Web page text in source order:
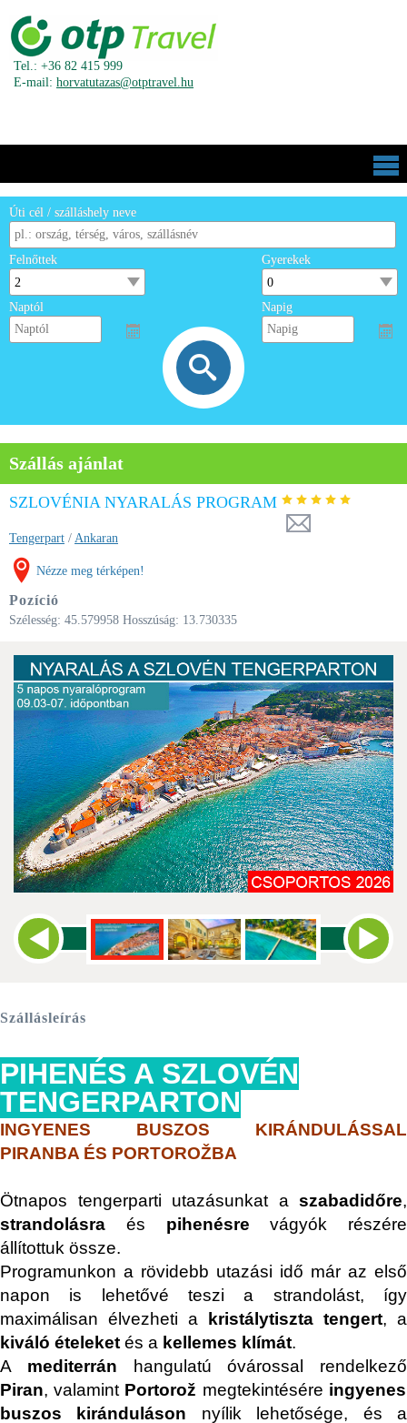
Tel.: +36 82 415 999
E-mail: horvatutazas@otptravel.hu
Úti cél / szálláshely neve
Felnőttek Gyerekek
Naptól Napig
Szállás ajánlat
SZLOVÉNIA NYARALÁS PROGRAM
Tengerpart / Ankaran
Nézze meg térképen!
Pozíció
Szélesség: 45.579958 Hosszúság: 13.730335
Szállásleírás
PIHENÉS A SZLOVÉN
TENGERPARTON
INGYENES BUSZOS KIRÁNDULÁSSAL
PIRANBA ÉS PORTOROŽBA
Ötnapos tengerparti utazásunkat a szabadidőre,
strandolásra és pihenésre vágyók részére
állítottuk össze.
Programunkon a rövidebb utazási idő már az első
napon is lehetővé teszi a strandolást, így
maximálisan élvezheti a
kristálytiszta tengert, a
kiváló ételeket és a kellemes klímát.
A mediterrán hangulatú óvárossal rendelkező
Piran, valamint Portorož megtekintésére ingyenes
buszos kiránduláson nyílik lehetősége, és a